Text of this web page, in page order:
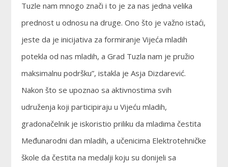
Tuzle nam mnogo znači i to je za nas jedna velika
prednost u odnosu na druge. Ono što je važno istaći,
jeste da je inicijativa za formiranje Vijeća mladih
potekla od nas mladih, a Grad Tuzla nam je pružio
maksimalnu podršku”, istakla je Asja Dizdarević.
Nakon što se upoznao sa aktivnostima svih
udruženja koji participiraju u Vijeću mladih,
gradonačelnik je iskoristio priliku da mladima čestita
Međunarodni dan mladih, a učenicima Elektrotehničke
škole da čestita na medalji koju su donijeli sa